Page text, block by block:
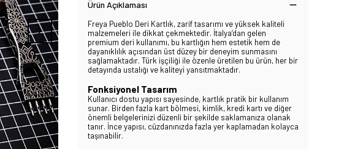
Ürün Açıklaması
Freya Pueblo Deri Kartlık, zarif tasarımı ve yüksek kaliteli
malzemeleri ile dikkat çekmektedir. İtalya’dan gelen
premium deri kullanımı, bu kartlığın hem estetik hem de
dayanıklılık açısından üst düzey bir deneyim sunmasını
sağlamaktadır. Türk işçiliği ile özenle üretilen bu ürün, her bir
detayında ustalığı ve kaliteyi yansıtmaktadır.
Fonksiyonel Tasarım
Kullanıcı dostu yapısı sayesinde, kartlık pratik bir kullanım
sunar. Birden fazla kart bölmesi, kimlik, kredi kartı ve diğer
önemli belgelerinizi düzenli bir şekilde saklamanıza olanak
tanır. İnce yapısı, cüzdanınızda fazla yer kaplamadan kolayca
taşınabilir.